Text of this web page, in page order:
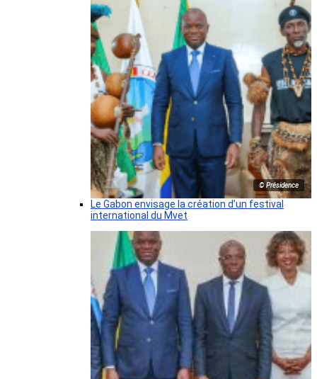
© Présidence
Le Gabon envisage la création d’un festival
international du Mvet